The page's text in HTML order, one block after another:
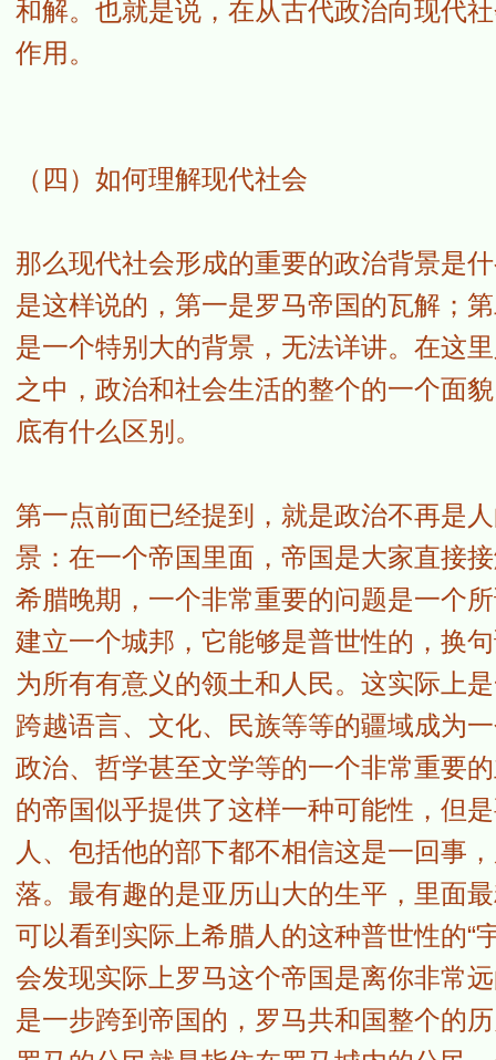
和解。也就是说，在从古代政治向现代
作用。
（四）如何理解现代社会
那么现代社会形成的重要的政治背景是
是这样说的，第一是罗马帝国的瓦解；
是一个特别大的背景，无法详讲。在这
之中，政治和社会生活的整个的一个面
底有什么区别。
第一点前面已经提到，就是政治不再是
景：在一个帝国里面，帝国是大家直接
希腊晚期，一个非常重要的问题是一个
建立一个城邦，它能够是普世性的，换
为所有有意义的领土和人民。这实际上
跨越语言、文化、民族等等的疆域成为
政治、哲学甚至文学等的一个非常重要
的帝国似乎提供了这样一种可能性，但
人、包括他的部下都不相信这是一回事
落。最有趣的是亚历山大的生平，里面
可以看到实际上希腊人的这种普世性的“
会发现实际上罗马这个帝国是离你非常
是一步跨到帝国的，罗马共和国整个的